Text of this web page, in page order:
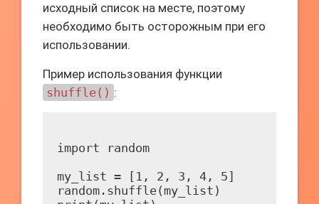
исходный список на месте, поэтому
необходимо быть осторожным при его
использовании.
Пример использования функции
shuffle() :
import random
my_list = [1, 2, 3, 4, 5]
random.shuffle(my_list)